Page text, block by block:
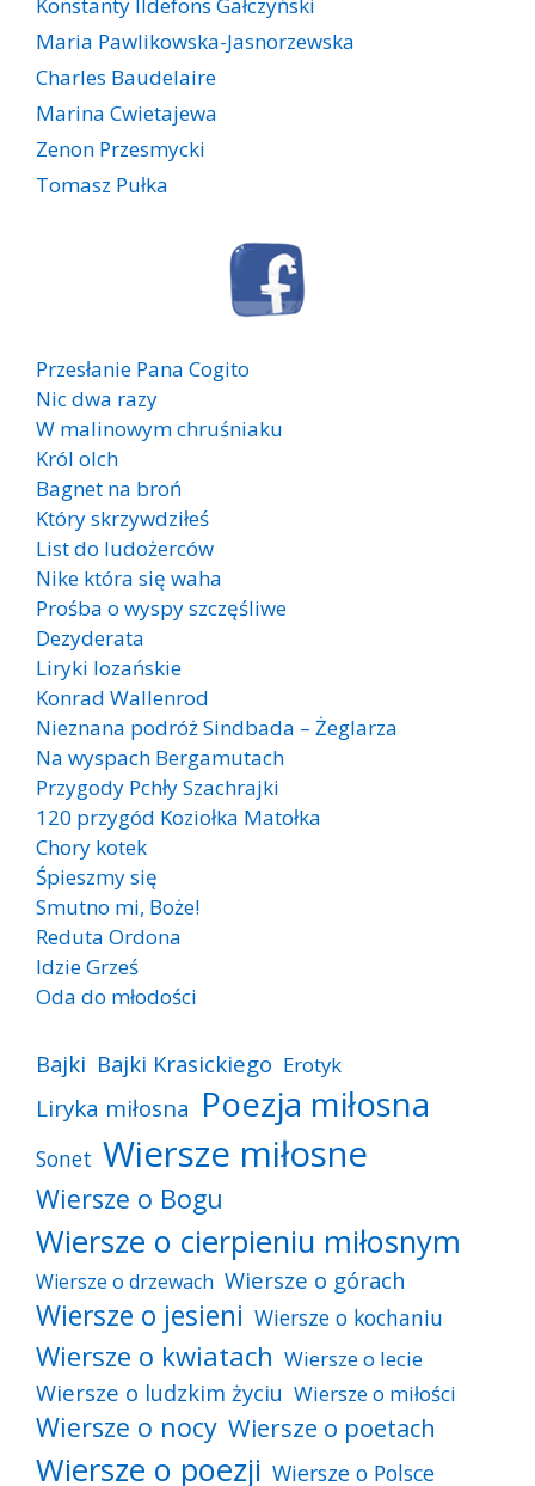
Maria Pawlikowska-Jasnorzewska
Charles Baudelaire
Marina Cwietajewa
Zenon Przesmycki
Tomasz Pułka
Przesłanie Pana Cogito
Nic dwa razy
W malinowym chruśniaku
Król olch
Bagnet na broń
Który skrzywdziłeś
List do ludożerców
Nike która się waha
Prośba o wyspy szczęśliwe
Dezyderata
Liryki lozańskie
Konrad Wallenrod
Nieznana podróż Sindbada – Żeglarza
Na wyspach Bergamutach
Przygody Pchły Szachrajki
120 przygód Koziołka Matołka
Chory kotek
Śpieszmy się
Smutno mi, Boże!
Reduta Ordona
Idzie Grześ
Oda do młodości
Bajki Bajki Krasickiego Erotyk
Liryka miłosna Poezja miłosna
Sonet Wiersze miłosne
Wiersze o Bogu
Wiersze o cierpieniu miłosnym
Wiersze o drzewach Wiersze o górach
Wiersze o jesieni Wiersze o kochaniu
Wiersze o kwiatach Wiersze o lecie
Wiersze o ludzkim życiu Wiersze o miłości
Wiersze o nocy Wiersze o poetach
Wiersze o poezji Wiersze o Polsce